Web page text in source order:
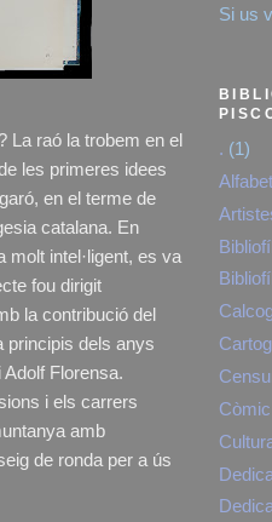
La raó la trobem en el
les primeres idees
en el terme de
catalana. En
molt intel·ligent, es va
fou dirigit
la contribució del
principis dels anys
Florensa.
i els carrers
amb
de ronda per a ús
Si us
. (1)
Còmic